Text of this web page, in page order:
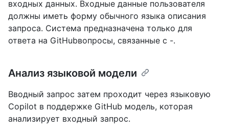
входных данных. Входные данные пользователя
должны иметь форму обычного языка описания
запроса. Система предназначена только для
ответа на GitHubвопросы, связанные с -.
Анализ языковой модели
Вводный запрос затем проходит через языковую
Copilot в поддержке GitHub модель, которая
анализирует входный запрос.